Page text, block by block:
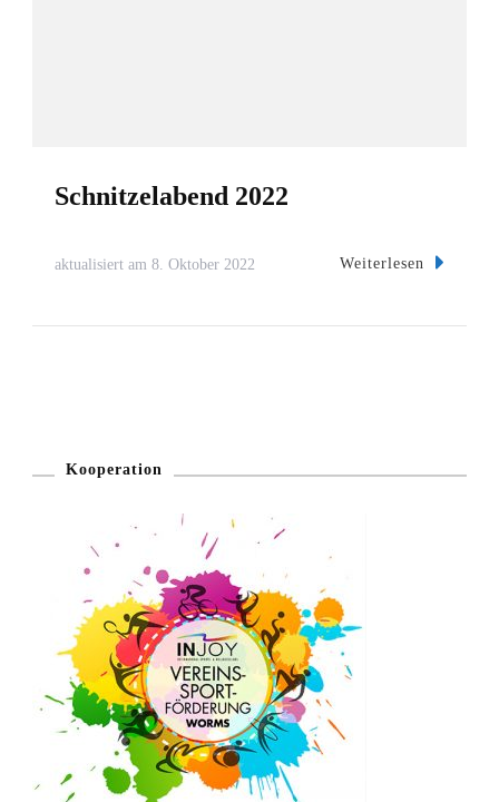
Schnitzelabend 2022
aktualisiert am 8. Oktober 2022 Weiterlesen
Kooperation